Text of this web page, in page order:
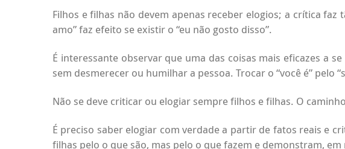
Filhos e filhas não devem apenas receber elogios; a crítica
amo” faz efeito se existir o “eu não gosto disso”.
É interessante observar que uma das coisas mais eficazes a
sem desmerecer ou humilhar a pessoa. Trocar o “você é” pelo
Não se deve criticar ou elogiar sempre filhos e filhas. O
É preciso saber elogiar com verdade a partir de fatos reais e
filhas pelo o que são, mas pelo o que fazem e demonstram,